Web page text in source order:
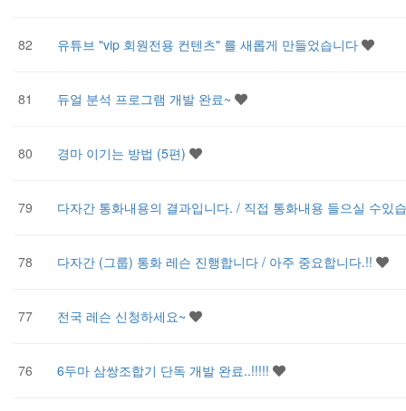
82 유튜브 "vip 회원전용 컨텐츠" 를 새롭게 만들었습니다
81 듀얼 분석 프로그램 개발 완료~
80 경마 이기는 방법 (5편)
79 다자간 통화내용의 결과입니다. / 직접 통화내용 들으실 수있
78 다자간 (그룹) 통화 레슨 진행합니다 / 아주 중요합니다.!!
77 전국 레슨 신청하세요~
76 6두마 삼쌍조합기 단독 개발 완료..!!!!!